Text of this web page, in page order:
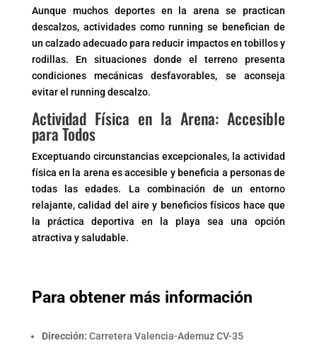
Aunque muchos deportes en la arena se practican
descalzos, actividades como running se benefician de
un calzado adecuado para reducir impactos en tobillos y
rodillas. En situaciones donde el terreno presenta
condiciones mecánicas desfavorables, se aconseja
evitar el running descalzo.
Actividad Física en la Arena: Accesible
para Todos
Exceptuando circunstancias excepcionales, la actividad
física en la arena es accesible y beneficia a personas de
todas las edades. La combinación de un entorno
relajante, calidad del aire y beneficios físicos hace que
la práctica deportiva en la playa sea una opción
atractiva y saludable.
Para obtener más información
Dirección: Carretera Valencia-Ademuz CV-35